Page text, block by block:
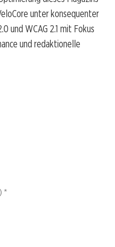
unter konsequenter
und WCAG 2.1 mit Fokus
und redaktionelle